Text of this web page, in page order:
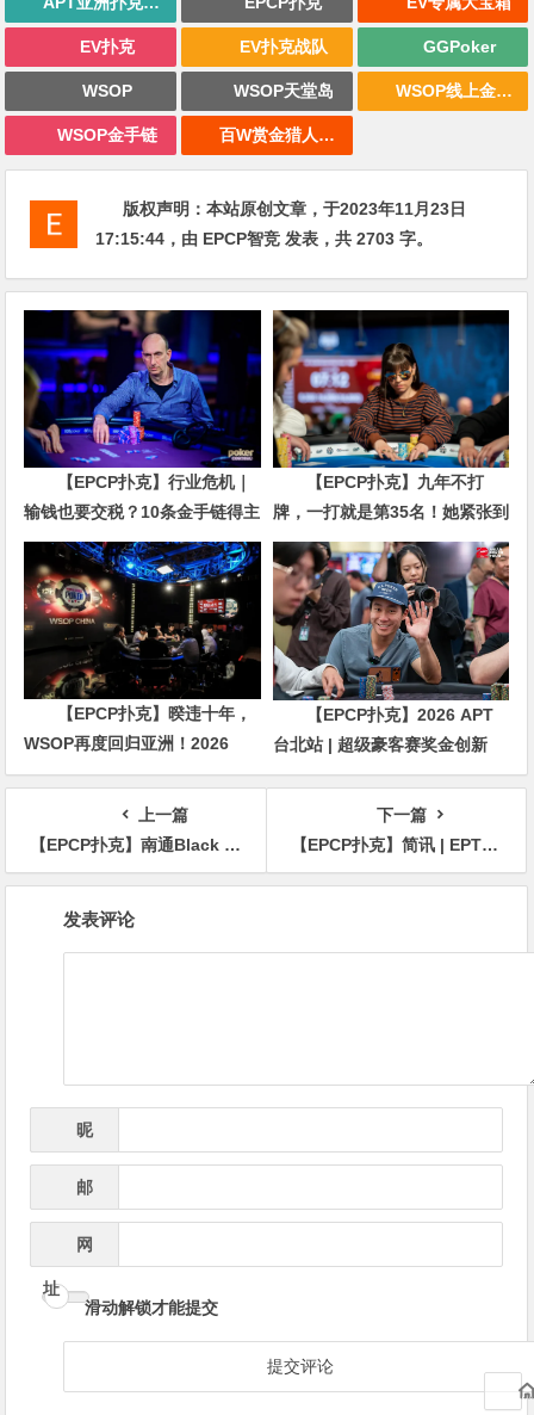
EV扑克 EV扑克战队 GGPoker
WSOP WSOP天堂岛 WSOP线上金手链
WSOP金手链 百W赏金猎人大奖赛
版权声明：本站原创文章，于2023年11月23日
17:15:44 ，由 EPCP智竞 发表，共 2703 字。
【EPCP扑克】行业危机｜
输钱也要交税？10条金手链得主
直言“扛不住”，主动砍掉四分之
三比赛
【EPCP扑克】九年不打
牌，一打就是第35名！她紧张到
脚悬空，但全世界以为她很淡定
【EPCP扑克】暌违十年，
WSOP再度回归亚洲！2026
APL济州站6月19-28日盛大登
【EPCP扑克】2026 APT
台北站 | 超级豪客赛奖金创新
高，美国选手Ethan
“Rampage” Yau领跑全场！
上一篇
【EPCP扑克】南通Black Jack丨开业盛典百万赛 定档11月23日-27日 保底奖励108W 冠军保底宝马320LiM运动套装
下一篇
【EPCP扑克】简讯 | EPT公布2024年五个站点的赛程；巴黎和塞浦路斯回归
发表评论
昵
*
邮
*
网
址
滑动解锁才能提交